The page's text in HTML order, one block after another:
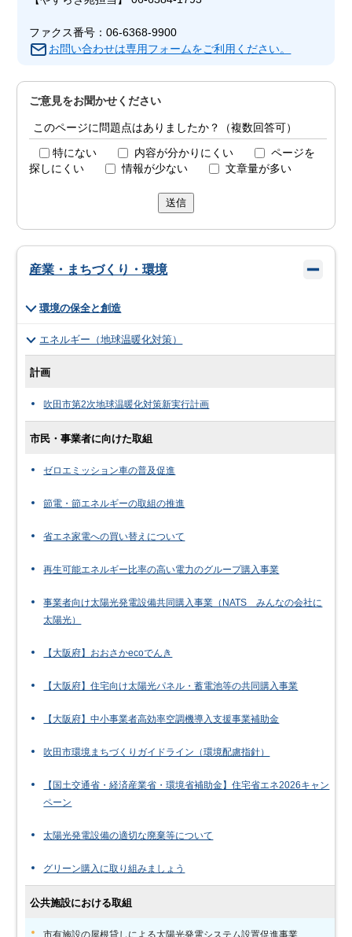
ファクス番号：06-6368-9900
お問い合わせは専用フォームをご利用ください。
ご意見をお聞かせください
このページに問題点はありましたか？（複数回答可）
特にない 内容が分かりにくい
ページを
探しにくい
情報が少ない 文章量が多い
送信
産業・まちづくり・環境
環境の保全と創造
エネルギー（地球温暖化対策）
計画
吹田市第2次地球温暖化対策新実行計画
市民・事業者に向けた取組
ゼロエミッション車の普及促進
節電・節エネルギーの取組の推進
省エネ家電への買い替えについて
再生可能エネルギー比率の高い電力のグループ購入事業
事業者向け太陽光発電設備共同購入事業（NATS みんなの会社に
太陽光）
【大阪府】おおさかecoでんき
【大阪府】住宅向け太陽光パネル・蓄電池等の共同購入事業
【大阪府】中小事業者高効率空調機導入支援事業補助金
吹田市環境まちづくりガイドライン（環境配慮指針）
【国土交通省・経済産業省・環境省補助金】住宅省エネ2026キャン
ペーン
太陽光発電設備の適切な廃棄等について
グリーン購入に取り組みましょう
公共施設における取組